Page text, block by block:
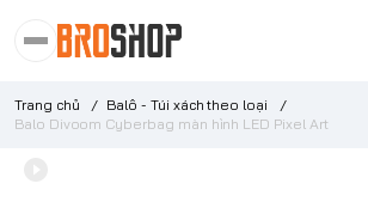
Trang chủ / Balô - Túi xách theo loại
/
Balo Divoom Cyberbag màn hình LED Pixel Art